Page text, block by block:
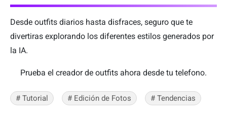
Desde outfits diarios hasta disfraces, seguro que te
divertiras explorando los diferentes estilos generados por
la IA.
Prueba el creador de outfits ahora desde tu telefono.
# Tutorial # Edición de Fotos # Tendencias